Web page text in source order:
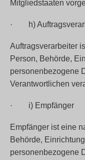
Mitgliedstaaten
· h)
Auftragsverarbeiter
Person, Behörde,
personenbezogene
Verantwortlichen
· i) Empfänger
Empfänger ist eine
Behörde,
personenbezogene